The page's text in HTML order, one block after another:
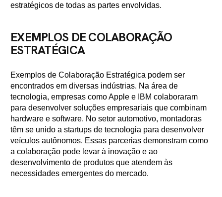
estratégicos de todas as partes envolvidas.
EXEMPLOS DE COLABORAÇÃO
ESTRATÉGICA
Exemplos de Colaboração Estratégica podem ser
encontrados em diversas indústrias. Na área de
tecnologia, empresas como Apple e IBM colaboraram
para desenvolver soluções empresariais que combinam
hardware e software. No setor automotivo, montadoras
têm se unido a startups de tecnologia para desenvolver
veículos autônomos. Essas parcerias demonstram como
a colaboração pode levar à inovação e ao
desenvolvimento de produtos que atendem às
necessidades emergentes do mercado.